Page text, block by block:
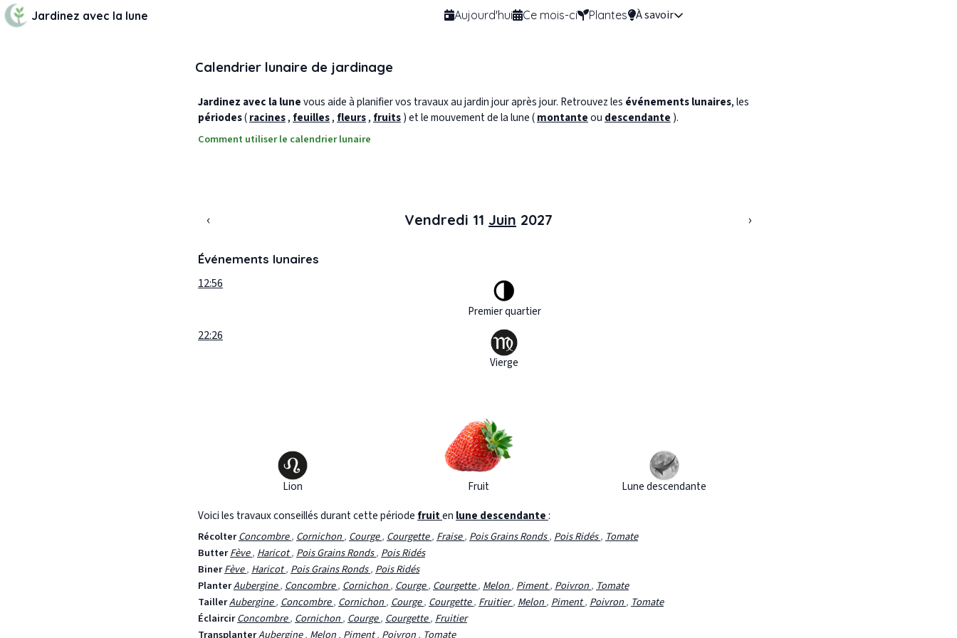
Jardinez avec la lune Aujourd'hui Ce mois-ci Plantes À savoir
Calendrier lunaire de jardinage
Jardinez avec la lunevous aide à planifier vos travaux au jardin jour après jour. Retrouvez les événements lunaires, les
périodes(racines, feuilles, fleurs, fruits) et le mouvement de la lune (montanteou descendante ).
Comment utiliser le calendrier lunaire
‹ Vendredi 11 Juin 2027 ›
Événements lunaires
12:56
Premier quartier
22:26
Vierge
Lion Fruit
Lune descendante
Voici les travaux conseillés durant cette période fruiten lune descendante:
RécolterConcombre, Cornichon, Courge, Courgette, Fraise, Pois Grains Ronds, Pois Ridés, Tomate
ButterFève, Haricot, Pois Grains Ronds, Pois Ridés
BinerFève, Haricot, Pois Grains Ronds, Pois Ridés
PlanterAubergine, Concombre, Cornichon, Courge, Courgette, Melon, Piment, Poivron, Tomate
TaillerAubergine, Concombre, Cornichon, Courge, Courgette, Fruitier, Melon, Piment, Poivron, Tomate
ÉclaircirConcombre, Cornichon, Courge, Courgette, Fruitier
TransplanterAubergine, Melon, Piment, Poivron, Tomate